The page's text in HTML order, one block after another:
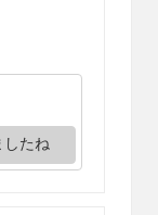
したね